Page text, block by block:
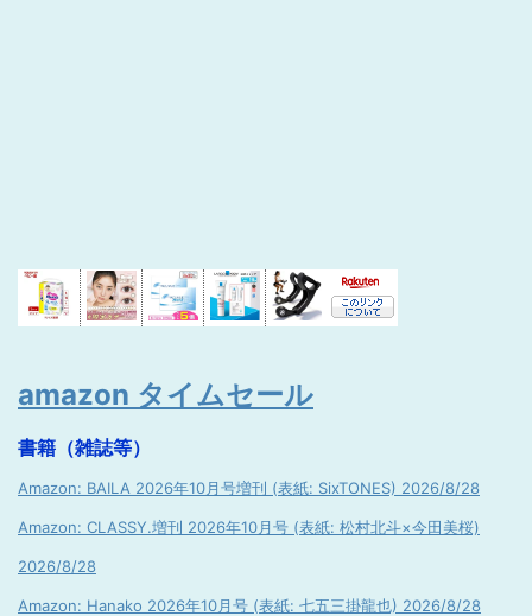
amazon タイムセール
書籍（雑誌等）
Amazon: BAILA 2026年10月号増刊 (表紙: SixTONES) 2026/8/28
Amazon: CLASSY.増刊 2026年10月号 (表紙: 松村北斗×今田美桜)
2026/8/28
Amazon: Hanako 2026年10月号 (表紙: 七五三掛龍也) 2026/8/28